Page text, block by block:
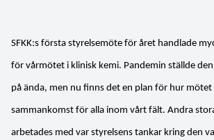
SFKK:s första styrelsemöte för året handlade
för vårmötet i klinisk kemi. Pandemin ställde
på ända, men nu finns det en plan för hur mötet
sammankomst för alla inom vårt fält. Andra
arbetades med var styrelsens tankar kring den